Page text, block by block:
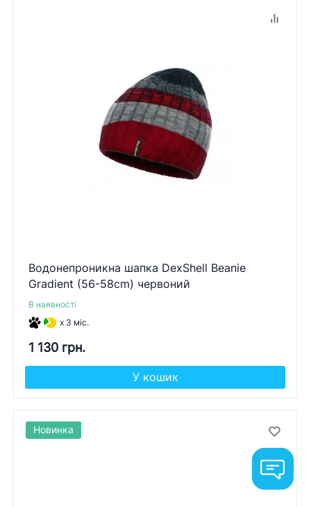
Водонепроникна шапка DexShell Beanie
Gradient (56-58cm) червоний
В наявності
x 3 міс.
1 130 грн.
У кошик
Новинка